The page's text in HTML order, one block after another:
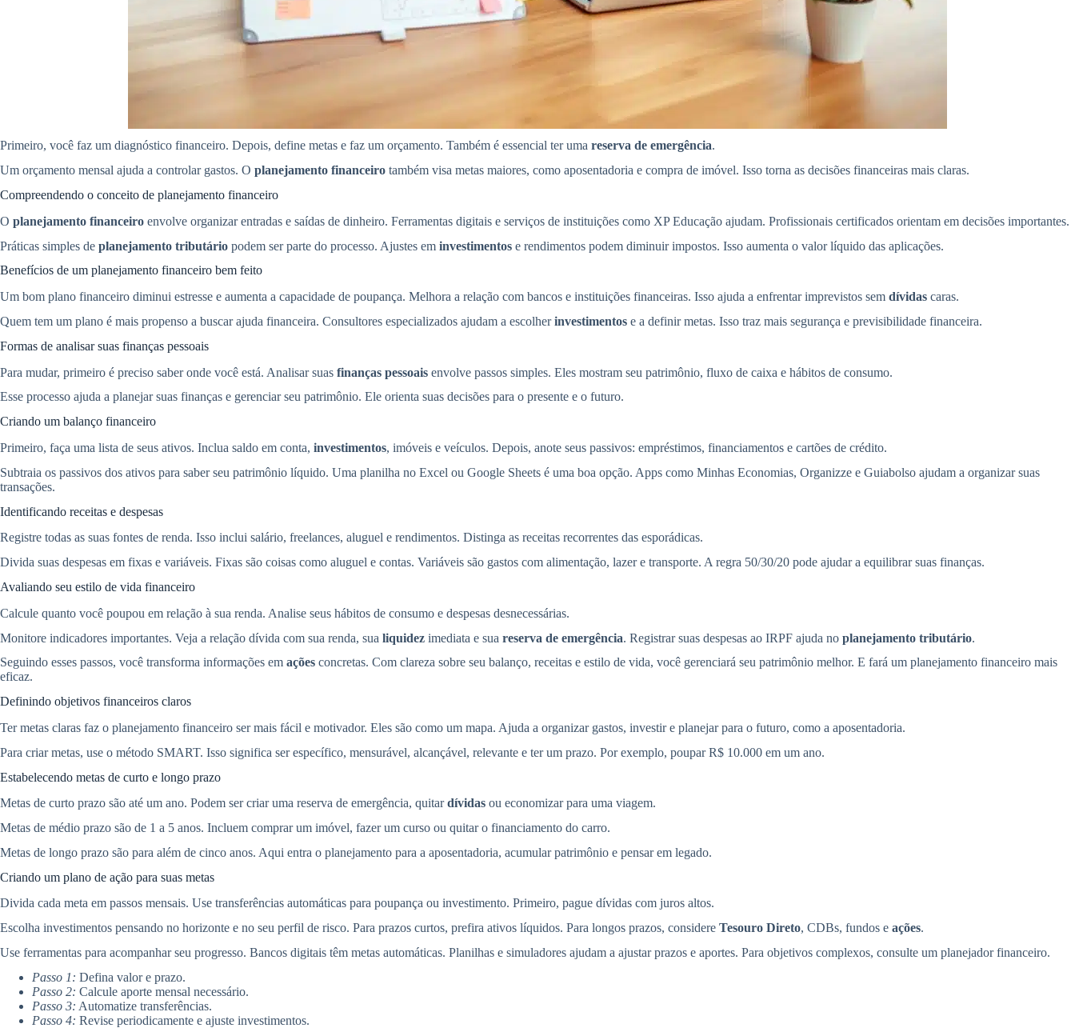
Primeiro, você faz um diagnóstico financeiro. Depois, define metas e faz um orçamento. Também é essencial ter uma reserva de emergência.
Um orçamento mensal ajuda a controlar gastos. O planejamento financeiro também visa metas maiores, como aposentadoria e compra de imóvel. Isso torna as decisões financeiras mais claras.
Compreendendo o conceito de planejamento financeiro
O planejamento financeiro envolve organizar entradas e saídas de dinheiro. Ferramentas digitais e serviços de instituições como XP Educação ajudam. Profissionais certificados orientam em decisões importantes.
Práticas simples de planejamento tributário podem ser parte do processo. Ajustes em investimentos e rendimentos podem diminuir impostos. Isso aumenta o valor líquido das aplicações.
Benefícios de um planejamento financeiro bem feito
Um bom plano financeiro diminui estresse e aumenta a capacidade de poupança. Melhora a relação com bancos e instituições financeiras. Isso ajuda a enfrentar imprevistos sem dívidas caras.
Quem tem um plano é mais propenso a buscar ajuda financeira. Consultores especializados ajudam a escolherinvestimentos e a definir metas. Isso traz mais segurança e previsibilidade financeira.
Formas de analisar suas finanças pessoais
Para mudar, primeiro é preciso saber onde você está. Analisar suas finanças pessoais envolve passos simples. Eles mostram seu patrimônio, fluxo de caixa e hábitos de consumo.
Esse processo ajuda a planejar suas finanças e gerenciar seu patrimônio. Ele orienta suas decisões para o presente e o futuro.
Criando um balanço financeiro
Primeiro, faça uma lista de seus ativos. Inclua saldo em conta, investimentos, imóveis e veículos. Depois, anote seus passivos: empréstimos, financiamentos e cartões de crédito.
Subtraia os passivos dos ativos para saber seu patrimônio líquido. Uma planilha no Excel ou Google Sheets é uma boa opção. Apps como Minhas Economias, Organizze e Guiabolso ajudam a organizar suas
transações.
Identificando receitas e despesas
Registre todas as suas fontes de renda. Isso inclui salário, freelances, aluguel e rendimentos. Distinga as receitas recorrentes das esporádicas.
Divida suas despesas em fixas e variáveis. Fixas são coisas como aluguel e contas. Variáveis são gastos com alimentação, lazer e transporte. A regra 50/30/20 pode ajudar a equilibrar suas finanças.
Avaliando seu estilo de vida financeiro
Calcule quanto você poupou em relação à sua renda. Analise seus hábitos de consumo e despesas desnecessárias.
Monitore indicadores importantes. Veja a relação dívida com sua renda, sua liquidez imediata e sua reserva de emergência. Registrar suas despesas ao IRPF ajuda no planejamento tributário.
Seguindo esses passos, você transforma informações em ações concretas. Com clareza sobre seu balanço, receitas e estilo de vida, você gerenciará seu patrimônio melhor. E fará um planejamento financeiro mais
eficaz.
Definindo objetivos financeiros claros
Ter metas claras faz o planejamento financeiro ser mais fácil e motivador. Eles são como um mapa. Ajuda a organizar gastos, investir e planejar para o futuro, como a aposentadoria.
Para criar metas, use o método SMART. Isso significa ser específico, mensurável, alcançável, relevante e ter um prazo. Por exemplo, poupar R$ 10.000 em um ano.
Estabelecendo metas de curto e longo prazo
Metas de curto prazo são até um ano. Podem ser criar uma reserva de emergência, quitardívidas ou economizar para uma viagem.
Metas de médio prazo são de 1 a 5 anos. Incluem comprar um imóvel, fazer um curso ou quitar o financiamento do carro.
Metas de longo prazo são para além de cinco anos. Aqui entra o planejamento para a aposentadoria, acumular patrimônio e pensar em legado.
Criando um plano de ação para suas metas
Divida cada meta em passos mensais. Use transferências automáticas para poupança ou investimento. Primeiro, pague dívidas com juros altos.
Escolha investimentos pensando no horizonte e no seu perfil de risco. Para prazos curtos, prefira ativos líquidos. Para longos prazos, considere Tesouro Direto, CDBs, fundos e ações.
Use ferramentas para acompanhar seu progresso. Bancos digitais têm metas automáticas. Planilhas e simuladores ajudam a ajustar prazos e aportes. Para objetivos complexos, consulte um planejador financeiro.
Passo 1: Defina valor e prazo.
Passo 2: Calcule aporte mensal necessário.
Passo 3: Automatize transferências.
Passo 4: Revise periodicamente e ajuste investimentos.